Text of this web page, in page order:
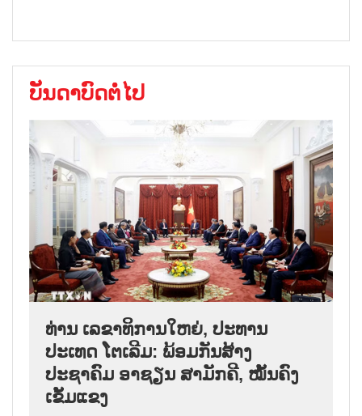
ບັນດາບົດຕໍ່ໄປ
ທ່ານ ເລຂາທິການໃຫຍ່, ປະທານ
ປະເທດ ໂຕເລີມ: ພ້ອມກັນສ້າງ
ປະຊາຄົມ ອາຊຽນ ສາມັກຄີ, ໝັ້ນຄົງ
ເຂັ້ມແຂງ